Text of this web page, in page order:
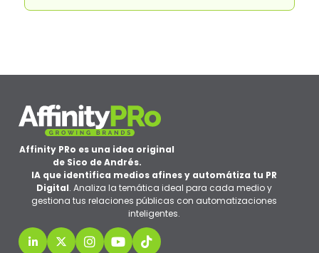
Affinity PRo es una idea original
de Sico de Andrés.
IA que identifica medios afines y automátiza tu PR
Digital. Analiza la temática ideal para cada medio y
gestiona tus relaciones públicas con automatizaciones
inteligentes.